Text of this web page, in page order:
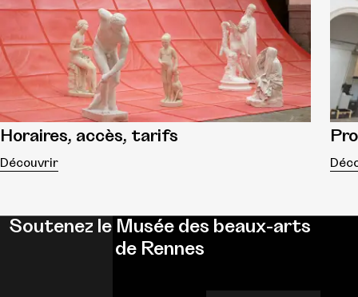
Horaires, accès, tarifs
Découvrir
Soutenez le Musée des beaux-arts
de Rennes